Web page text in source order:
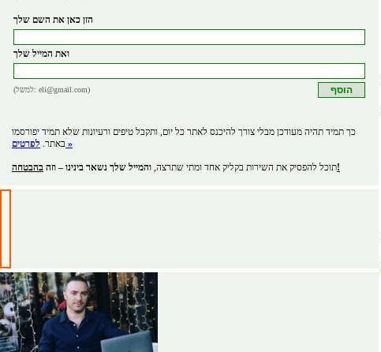
הזן כאן את השם שלך
ואת המייל שלך
(למשל: eli@gmail.com)
כך תמיד תהיה מעודכן מבלי צורך להיכנס לאתר כל יום, ותקבל טיפים ורעיונות שלא תמיד יפורסמו
באתר. לפרטים »
תוכל להפסיק את השירות בקליק אחד ומתי שתרצה, והמייל שלך נשאר בינינו – וזה בהבטחה!